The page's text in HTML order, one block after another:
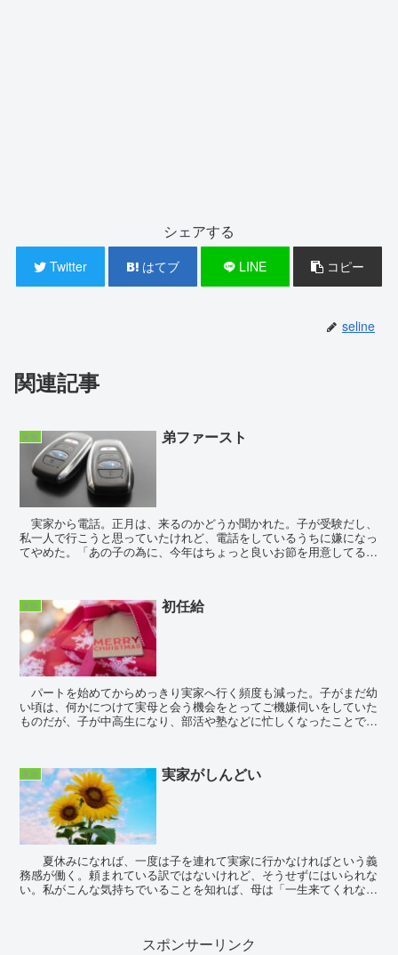
シェアする
Twitter はてブ LINE コピー
seline
関連記事
家族 弟ファースト
実家から電話。正月は、来るのかどうか聞かれた。子が受験だし、
私一人で行こうと思っていたけれど、電話をしているうちに嫌になっ
てやめた。「あの子の為に、今年はちょっと良いお節を用意してるの
家族 初任給
パートを始めてからめっきり実家へ行く頻度も減った。子がまだ幼
い頃は、何かにつけて実母と会う機会をとってご機嫌伺いをしていた
ものだが、子が中高生になり、部活や塾などに忙しくなったことで、
家族 実家がしんどい
夏休みになれば、一度は子を連れて実家に行かなければという義
務感が働く。頼まれている訳ではないけれど、そうせずにはいられな
い。私がこんな気持ちでいることを知れば、母は「一生来てくれなく
スポンサーリンク